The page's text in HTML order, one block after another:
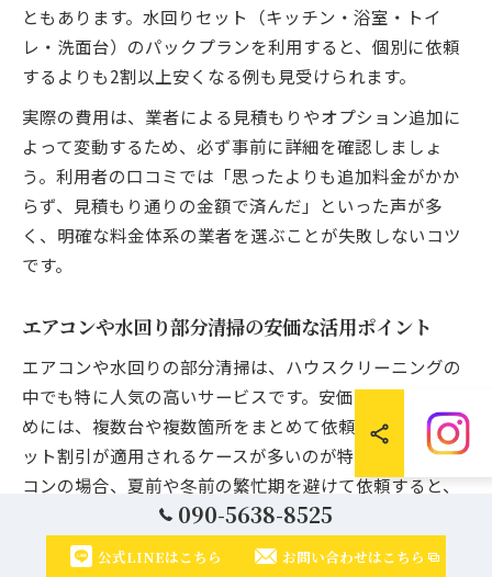
ともあります。水回りセット（キッチン・浴室・トイ
レ・洗面台）のパックプランを利用すると、個別に依頼
するよりも2割以上安くなる例も見受けられます。
実際の費用は、業者による見積もりやオプション追加に
よって変動するため、必ず事前に詳細を確認しましょ
う。利用者の口コミでは「思ったよりも追加料金がかか
らず、見積もり通りの金額で済んだ」といった声が多
く、明確な料金体系の業者を選ぶことが失敗しないコツ
です。
エアコンや水回り部分清掃の安価な活用ポイント
エアコンや水回りの部分清掃は、ハウスクリーニングの
中でも特に人気の高いサービスです。安価に利用するた
めには、複数台や複数箇所をまとめて依頼することでセ
ット割引が適用されるケースが多いのが特徴です。エア
コンの場合、夏前や冬前の繁忙期を避けて依頼すると、
比較的安価に抑えられる傾向があります。
水回りの部分清掃では、キッチン・浴室・トイレ・洗面
090-5638-8525
公式LINEはこちら お問い合わせはこちら